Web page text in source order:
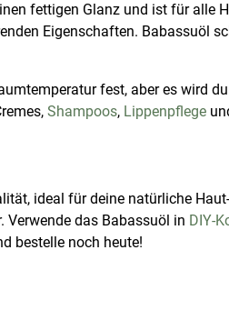
fettigen Glanz und ist für alle
Eigenschaften. Babassuöl
fest, aber es wird
Shampoos, Lippenpflege
ideal für deine natürliche
Verwende das Babassuöl in DIY-
bestelle noch heute!